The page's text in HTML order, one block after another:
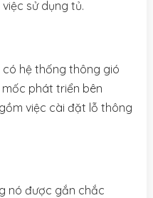
sử dụng tủ.
hệ thống thông gió
phát triển bên
việc cài đặt lỗ thông
nó được gắn chắc